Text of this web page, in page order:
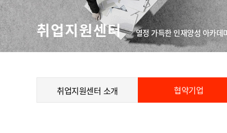
취업지원센터 열정 가득한 인재양성 아카데
취업지원센터 소개 협약기업